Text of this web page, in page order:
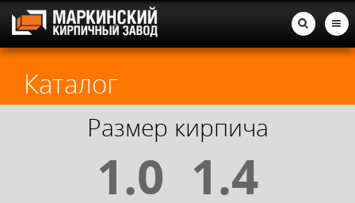
Каталог
Размер кирпича
1.0 1.4